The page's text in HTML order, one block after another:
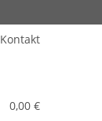
Kontakt
0,00 €